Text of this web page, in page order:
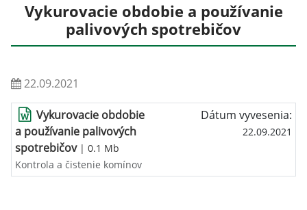
Vykurovacie obdobie a používanie
palivových spotrebičov
22.09.2021
Vykurovacie obdobie
a používanie palivových
spotrebičov| 0.1 Mb
Dátum vyvesenia:
22.09.2021
Kontrola a čistenie komínov